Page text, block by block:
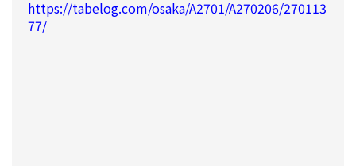
https://tabelog.com/osaka/A2701/A270206/270113
77/